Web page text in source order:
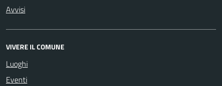
Avvisi
VIVERE IL COMUNE
Luoghi
Eventi